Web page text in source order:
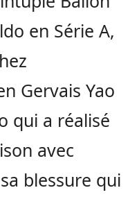
en Série A,
Gervais Yao
qui a réalisé
avec
blessure qui